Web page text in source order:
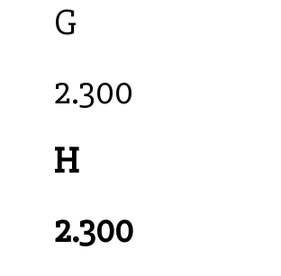
G
2.300
H
2.300